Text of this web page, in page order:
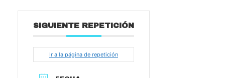
SIGUIENTE REPETICIÓN
Ir a la página de repetición